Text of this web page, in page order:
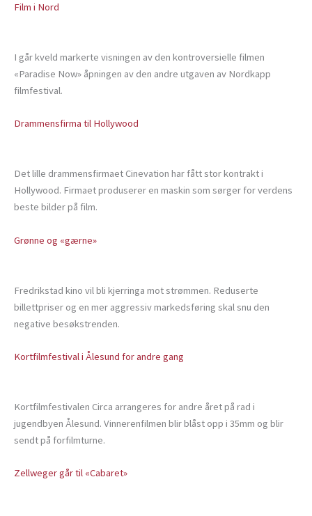
Film i Nord
I går kveld markerte visningen av den kontroversielle filmen
«Paradise Now» åpningen av den andre utgaven av Nordkapp
filmfestival.
Drammensfirma til Hollywood
Det lille drammensfirmaet Cinevation har fått stor kontrakt i
Hollywood. Firmaet produserer en maskin som sørger for verdens
beste bilder på film.
Grønne og «gærne»
Fredrikstad kino vil bli kjerringa mot strømmen. Reduserte
billettpriser og en mer aggressiv markedsføring skal snu den
negative besøkstrenden.
Kortfilmfestival i Ålesund for andre gang
Kortfilmfestivalen Circa arrangeres for andre året på rad i
jugendbyen Ålesund. Vinnerenfilmen blir blåst opp i 35mm og blir
sendt på forfilmturne.
Zellweger går til «Cabaret»